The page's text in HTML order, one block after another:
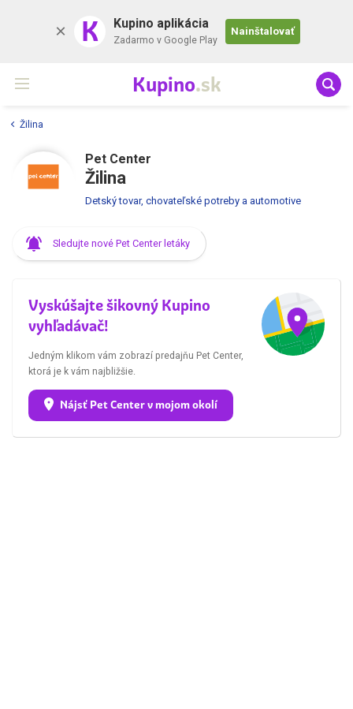
K Kupino aplikácia
Zadarmo v Google Play
Nainštalovať
Kupino.sk
Žilina
Pet Center
Žilina
Detský tovar, chovateľské potreby a automotive
Sledujte nové Pet Center letáky
Vyskúšajte šikovný Kupino
vyhľadávač!
Jedným klikom vám zobrazí predajňu Pet Center,
ktorá je k vám najbližšie.
Nájsť Pet Center v mojom okolí